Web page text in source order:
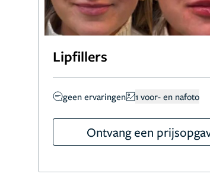
Lipfillers
geen ervaringen 1 voor- en nafoto
Ontvang een